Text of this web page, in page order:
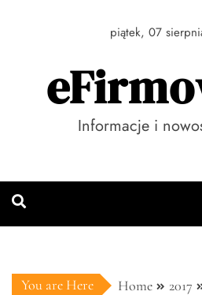
piątek, 07
Informacje i
You are Here Home 2017